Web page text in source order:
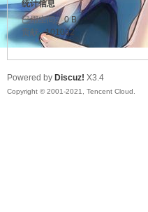
统计信息
已用空间
0 B
贡献
101032
Powered by Discuz! X3.4
Copyright © 2001-2021, Tencent Cloud.